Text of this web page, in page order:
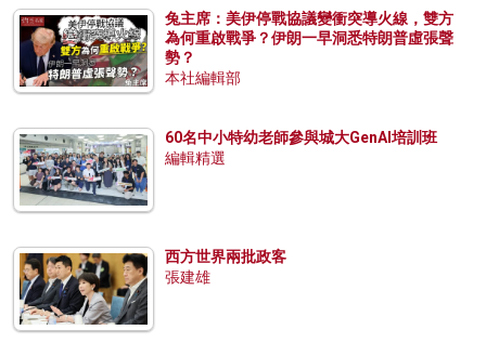
兔主席：美伊停戰協議變衝突導火線，雙方
為何重啟戰爭？伊朗一早洞悉特朗普虛張聲
勢？
本社編輯部
60名中小特幼老師參與城大GenAI培訓班
編輯精選
西方世界兩批政客
張建雄